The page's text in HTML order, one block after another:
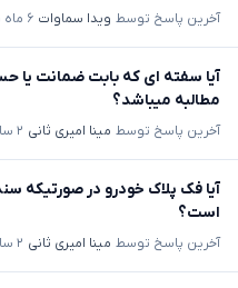
آخرین پاسخ توسط ویدا سماوات ۶ ماه پیش
آیا سفته ای که بابت ضمانت یا
مطالبه میباشد؟
آخرین پاسخ توسط مینا امیری ثانی ۲ سال پیش
آیا فک پلاک خودرو در صورتیکه
است؟
آخرین پاسخ توسط مینا امیری ثانی ۲ سال پیش